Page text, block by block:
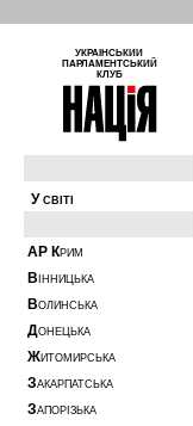
УКРАЇНСЬКИЙ
ПАРЛАМЕНТСЬКИЙ
КЛУБ
У СВІТІ
АР КРИМ
В ІННИЦЬКА
ВОЛИНСЬКА
ДОНЕЦЬКА
ЖИТОМИРСЬКА
ЗАКАРПАТСЬКА
ЗАПОРІЗЬКА
з 2021-го